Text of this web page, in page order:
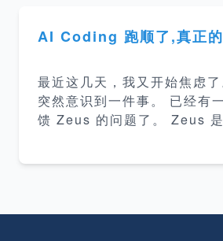
s、SpecKit…… 一个个看下
感受是：真优雅。 👏 设计思
里看，我越发现：它们再好
这种团队设计的。 所以，最
我们自己的工作流。 三个绕
个，它们几乎都是冲
AI Coding 跑顺了,真正
最近这几天，我又开始焦虑
突然意识到一件事。 已经有
馈 Zeus 的问题了。 Zeus
用得挺顺。 顺到，没人抱怨